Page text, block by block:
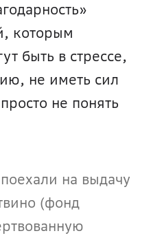
которым
быть в стрессе,
не иметь сил
не понять
на выдачу
(фонд